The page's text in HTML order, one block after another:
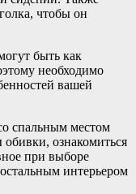
чтобы он
быть как
необходимо
вашей
спальным местом
ознакомиться
при выборе
интерьером